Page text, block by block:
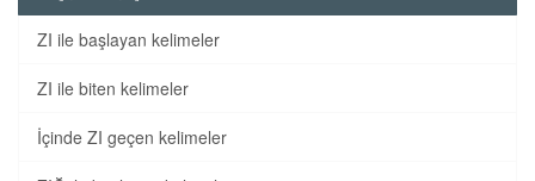
ZI ile başlayan kelimeler
ZI ile biten kelimeler
İçinde ZI geçen kelimeler